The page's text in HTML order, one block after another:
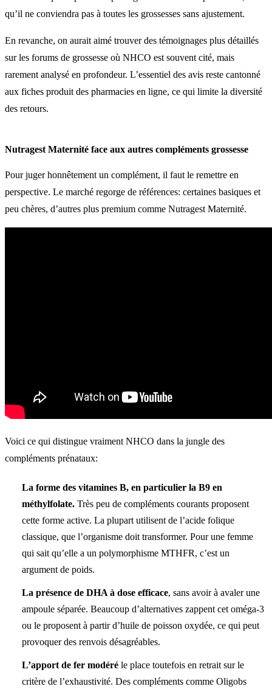
qu’il ne conviendra pas à toutes les grossesses sans ajustement.
En revanche, on aurait aimé trouver des témoignages plus détaillés
sur les forums de grossesse où NHCO est souvent cité, mais
rarement analysé en profondeur. L’essentiel des avis reste cantonné
aux fiches produit des pharmacies en ligne, ce qui limite la diversité
des retours.
Nutragest Maternité face aux autres compléments grossesse
Pour juger honnêtement un complément, il faut le remettre en
perspective. Le marché regorge de références: certaines basiques et
peu chères, d’autres plus premium comme Nutragest Maternité.
Voici ce qui distingue vraiment NHCO dans la jungle des
compléments prénataux:
La forme des vitamines B, en particulier la B9 en
méthylfolate. Très peu de compléments courants proposent
cette forme active. La plupart utilisent de l’acide folique
classique, que l’organisme doit transformer. Pour une femme
qui sait qu’elle a un polymorphisme MTHFR, c’est un
argument de poids.
La présence de DHA à dose efficace, sans avoir à avaler une
ampoule séparée. Beaucoup d’alternatives zappent cet oméga-3
ou le proposent à partir d’huile de poisson oxydée, ce qui peut
provoquer des renvois désagréables.
L’apport de fer modéré le place toutefois en retrait sur le
critère de l’exhaustivité. Des compléments comme Oligobs